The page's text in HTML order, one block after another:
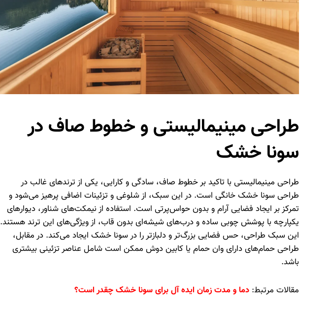
طراحی مینیمالیستی و خطوط صاف در
سونا خشک
طراحی مینیمالیستی با تاکید بر خطوط صاف، سادگی و کارایی، یکی از ترندهای غالب در
طراحی سونا خشک خانگی است. در این سبک، از شلوغی و تزئینات اضافی پرهیز می‌شود و
تمرکز بر ایجاد فضایی آرام و بدون حواس‌پرتی است. استفاده از نیمکت‌های شناور، دیوارهای
یکپارچه با پوشش چوبی ساده و درب‌های شیشه‌ای بدون قاب، از ویژگی‌های این ترند هستند.
این سبک طراحی، حس فضایی بزرگ‌تر و دلبازتر را در سونا خشک ایجاد می‌کند. در مقابل،
طراحی حمام‌های دارای وان حمام یا کابین دوش ممکن است شامل عناصر تزئینی بیشتری
باشد.
مقالات مرتبط:دما و مدت زمان ایده آل برای سونا خشک چقدر است؟